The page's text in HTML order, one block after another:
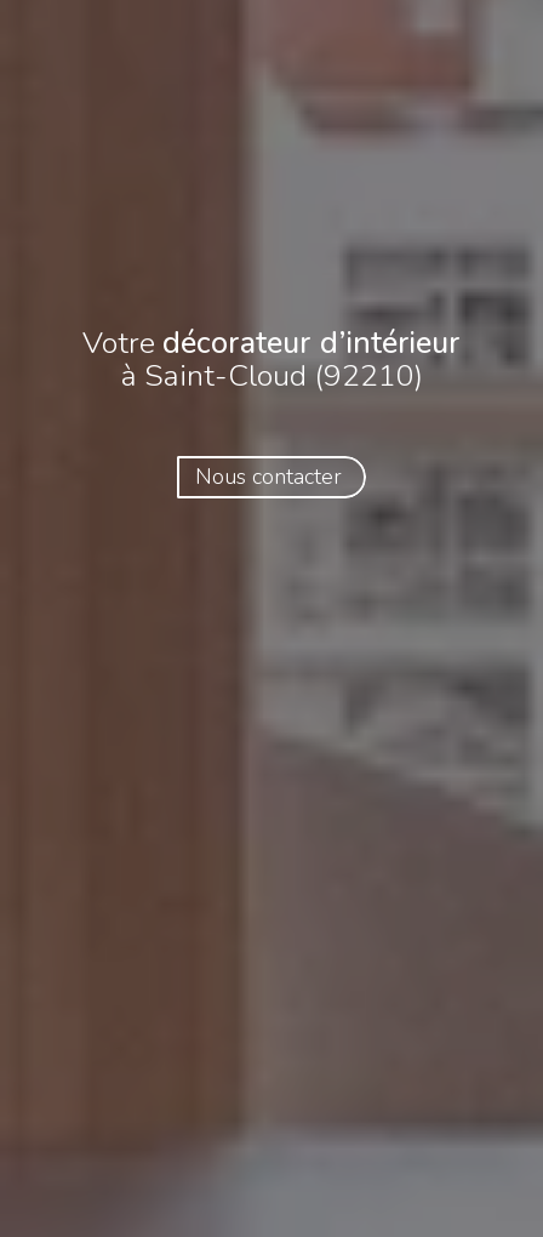
Votre décorateur d’intérieur
à Saint-Cloud (92210)
Nous contacter